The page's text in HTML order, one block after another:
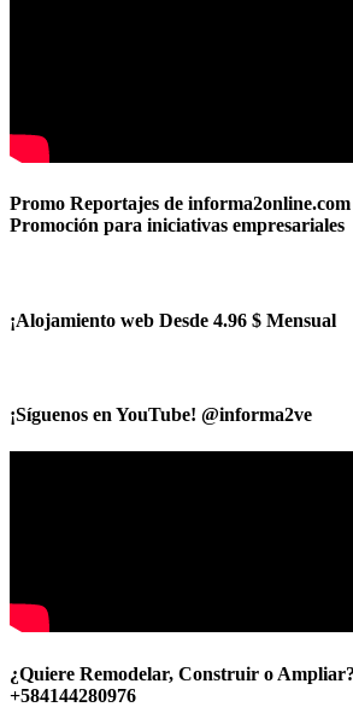
Promo Reportajes de
Promoción para iniciativas empresariales
¡Alojamiento web Desde 4.96 $ Mensual
¡Síguenos en YouTube! @informa2ve
¿Quiere Remodelar, Construir o
+584144280976